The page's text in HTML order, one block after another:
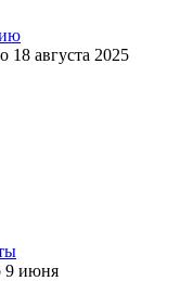
18 августа 2025
9 июня